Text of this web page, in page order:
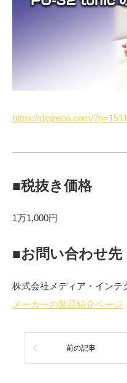
https://digireco.com/?p=1511
■税抜き価格
1万1,000円
■お問い合わせ先
株式会社メディア・インテ
メーカーの製品紹介ページ
前の記事